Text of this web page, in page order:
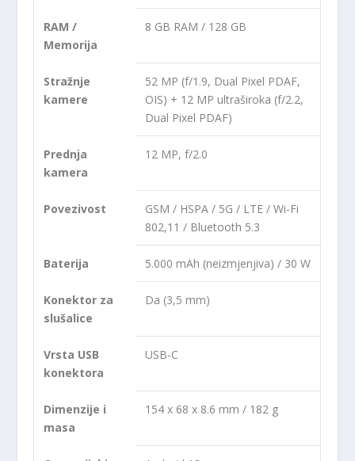
RAM /
Memorija
8 GB RAM / 128 GB
Stražnje
kamere
52 MP (f/1.9, Dual Pixel PDAF,
OIS) + 12 MP ultraširoka (f/2.2,
Dual Pixel PDAF)
Prednja
kamera
12 MP, f/2.0
Povezivost
GSM / HSPA / 5G / LTE / Wi-Fi
802,11 / Bluetooth 5.3
Baterija 5.000 mAh (neizmjenjiva) / 30 W
Konektor za
slušalice
Da (3,5 mm)
Vrsta USB
konektora
USB-C
Dimenzije i
masa
154 x 68 x 8.6 mm / 182 g